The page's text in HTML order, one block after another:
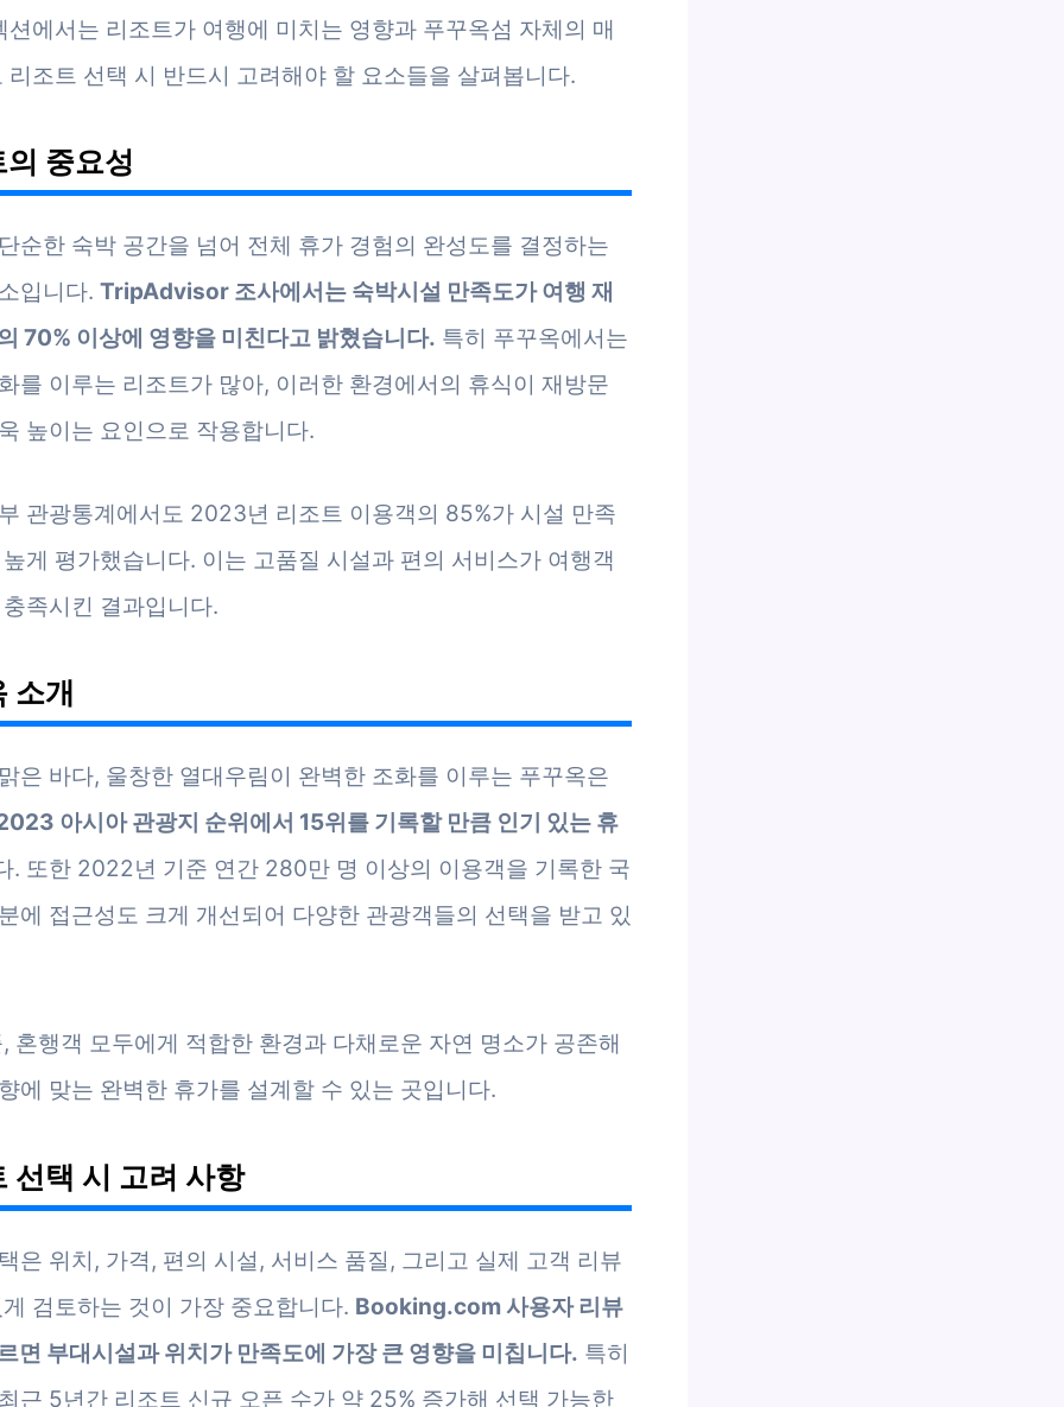
션에서는 리조트가 여행에 미치는 영향과 푸꾸옥섬 자체의 매
리조트 선택 시 반드시 고려해야 할 요소들을 살펴봅니다.
중요성
순한 숙박 공간을 넘어 전체 휴가 경험의 완성도를 결정하는
입니다. TripAdvisor 조사에서는 숙박시설 만족도가 여행 재
70% 이상에 영향을 미친다고 밝혔습니다. 특히 푸꾸옥에서는
를 이루는 리조트가 많아, 이러한 환경에서의 휴식이 재방문
높이는 요인으로 작용합니다.
관광통계에서도 2023년 리조트 이용객의 85%가 시설 만족
게 평가했습니다. 이는 고품질 시설과 편의 서비스가 여행객
족시킨 결과입니다.
소개
은 바다, 울창한 열대우림이 완벽한 조화를 이루는 푸꾸옥은
아시아 관광지 순위에서 15위를 기록할 만큼 인기 있는 휴
. 또한 2022년 기준 연간 280만 명 이상의 이용객을 기록한 국
에 접근성도 크게 개선되어 다양한 관광객들의 선택을 받고 있
혼행객 모두에게 적합한 환경과 다채로운 자연 명소가 공존해
에 맞는 완벽한 휴가를 설계할 수 있는 곳입니다.
선택 시 고려 사항
은 위치, 가격, 편의 시설, 서비스 품질, 그리고 실제 고객 리뷰
검토하는 것이 가장 중요합니다. Booking.com 사용자 리뷰
면 부대시설과 위치가 만족도에 가장 큰 영향을 미칩니다. 특히
근 5년간 리조트 신규 오픈 수가 약 25% 증가해 선택 가능한